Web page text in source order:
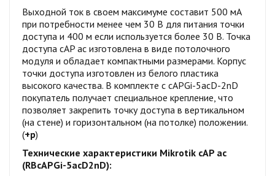
Выходной ток в своем максимуме составит 500 мА
при потребности менее чем 30 В для питания точки
доступа и 400 м если используется более 30 В. Точка
доступа cAP ac изготовлена в виде потолочного
модуля и обладает компактными размерами. Корпус
точки доступа изготовлен из белого пластика
высокого качества. В комплекте с cAPGi-5acD-2nD
покупатель получает специальное крепление, что
позволяет закрепить точку доступа в вертикальном
(на стене) и горизонтальном (на потолке) положении.
(+р)
Технические характеристики Mikrotik cAP ac
(RBcAPGi-5acD2nD):